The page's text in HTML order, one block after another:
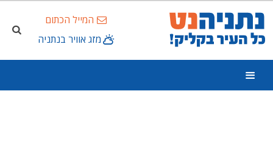
המייל הכתום
מזג אוויר בנתניה